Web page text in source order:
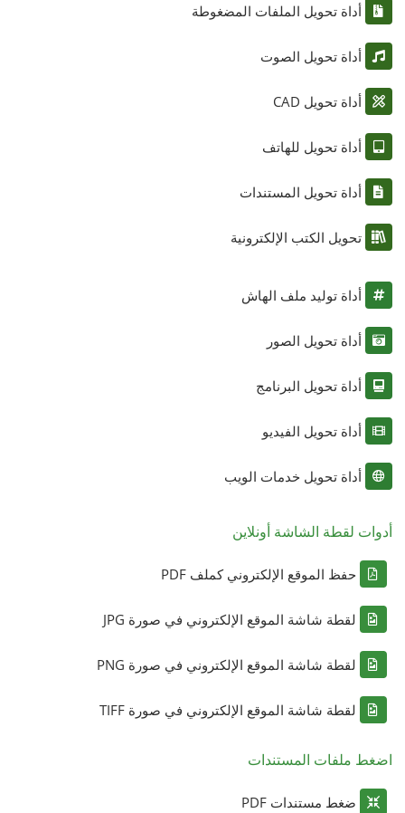
أداة تحويل الملفات المضغوطة
أداة تحويل الصوت
أداة تحويل CAD
أداة تحويل للهاتف
أداة تحويل المستندات
تحويل الكتب الإلكترونية
أداة توليد ملف الهاش
أداة تحويل الصور
أداة تحويل البرنامج
أداة تحويل الفيديو
أداة تحويل خدمات الويب
أدوات لقطة الشاشة أونلاين
حفظ الموقع الإلكتروني كملف PDF
لقطة شاشة الموقع الإلكتروني في صورة JPG
لقطة شاشة الموقع الإلكتروني في صورة PNG
لقطة شاشة الموقع الإلكتروني في صورة TIFF
اضغط ملفات المستندات
ضغط مستندات PDF